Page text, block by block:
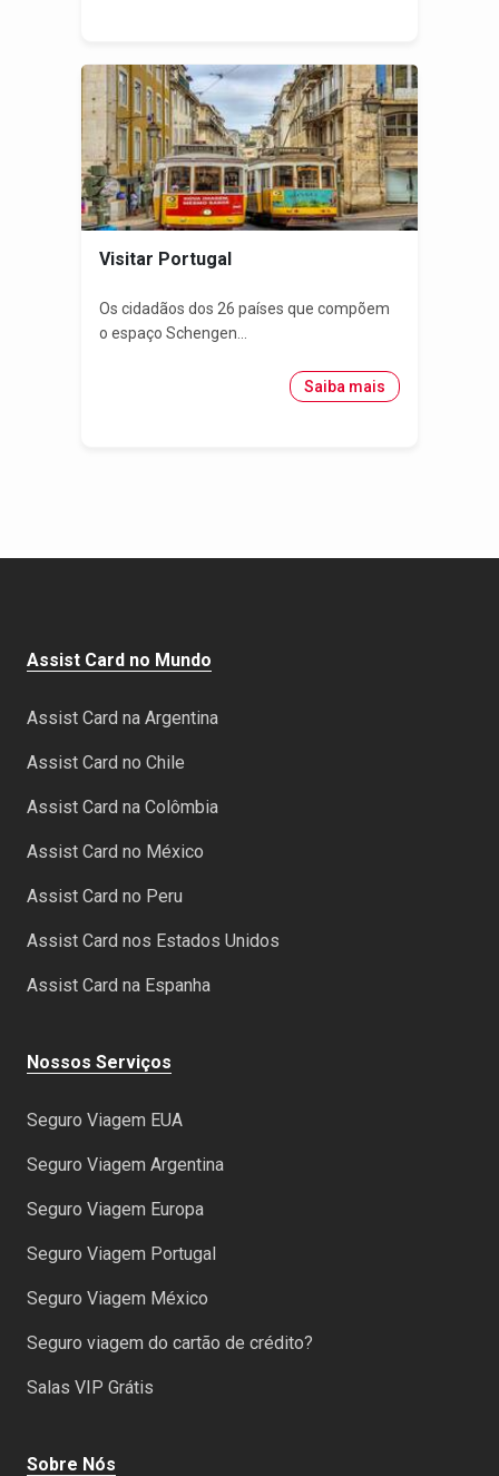
Visitar Portugal
Os cidadãos dos 26 países que compõem
o espaço Schengen...
Saiba mais
Assist Card no Mundo
Assist Card na Argentina
Assist Card no Chile
Assist Card na Colômbia
Assist Card no México
Assist Card no Peru
Assist Card nos Estados Unidos
Assist Card na Espanha
Nossos Serviços
Seguro Viagem EUA
Seguro Viagem Argentina
Seguro Viagem Europa
Seguro Viagem Portugal
Seguro Viagem México
Seguro viagem do cartão de crédito?
Salas VIP Grátis
Sobre Nós